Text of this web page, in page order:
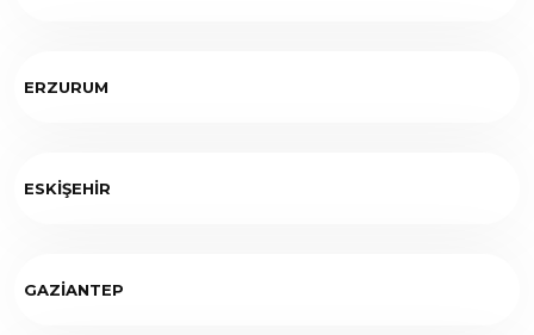
ERZURUM
ESKİŞEHİR
GAZİANTEP